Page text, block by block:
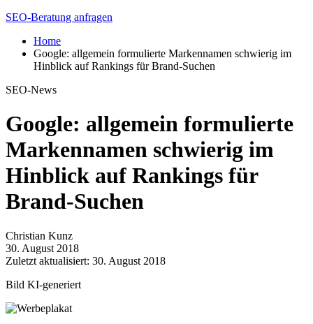
SEO-Beratung anfragen
Home
Google: allgemein formulierte Markennamen schwierig im
Hinblick auf Rankings für Brand-Suchen
SEO-News
Google: allgemein formulierte
Markennamen schwierig im
Hinblick auf Rankings für
Brand-Suchen
Christian Kunz
30. August 2018
Zuletzt aktualisiert: 30. August 2018
Bild KI-generiert